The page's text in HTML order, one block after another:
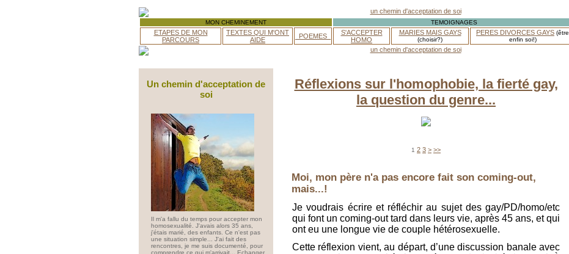
MON CHEMINEMENT TEMOIGNAGES
ETAPES DE MON
PARCOURS
TEXTES QUI M'ONT
AIDE
_POEMES_
S'ACCEPTER
HOMO
MARIES MAIS GAYS
(choisir?)
PERES DIVORCES GAYS (être
enfin soi!)
Un chemin d'acceptation de
soi
Il m'a fallu du temps pour accepter mon
homosexualité. J'avais alors 35 ans,
j'étais marié, des enfants. Ce n'est pas
une situation simple... J'ai fait des
rencontres, je me suis documenté, pour
comprendre ce qui m'arrivait... Echanger
Réflexions sur l'homophobie, la fierté gay,
la question du genre...
1 2 3 > >>
Moi, mon père n'a pas encore fait son coming-out,
mais...!
Je voudrais écrire et réfléchir au sujet des gay/PD/homo/etc
qui font un coming-out tard dans leurs vie, après 45 ans, et qui
ont eu une longue vie de couple hétérosexuelle.
Cette réflexion vient, au départ, d’une discussion banale avec